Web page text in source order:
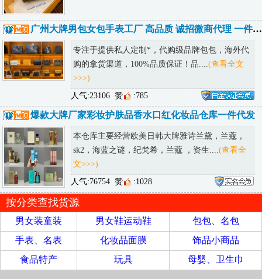
广州大牌男包女包手表工厂 高品质 诚招微商代理 一件代发
专注于提供私人定制*，代购级品牌包包，海外代
购的拿货渠道，100%品质保证！品.... (查看全文
>>>)
人气:23106 赞 :785
爆款大牌厂家彩妆护肤品香水口红化妆品仓库一件代发
本仓库主要经营欧美日韩大牌雅诗兰黛，兰蔻，
sk2，海蓝之谜，纪梵希，兰蔻 ，资生.... (查看全
文>>>)
人气:76754 赞 :1028
按分类查找货源
男女装童装 男女鞋运动鞋
包包、名包
手表、名表
化妆品面膜
饰品小商品
食品特产
玩具 母婴、卫生巾